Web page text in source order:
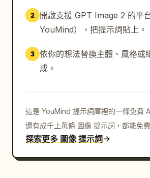
2
開啟支援 GPT Image 2 的平
YouMind），把提示詞貼上。
3 依你的想法替換主體、風格或
成。
這是 YouMind 提示詞庫裡的一條免費
還有成千上萬條 圖像 提示詞，都能免
探索更多 圖像 提示詞